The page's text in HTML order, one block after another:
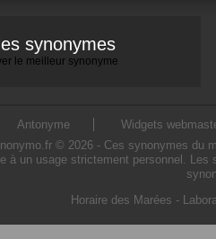
synonymes
le meilleur synonyme
Antonyme Widgets
© 2026 - Ces synonymes du
à un usage strictement personnel.
Horaire des Marées -